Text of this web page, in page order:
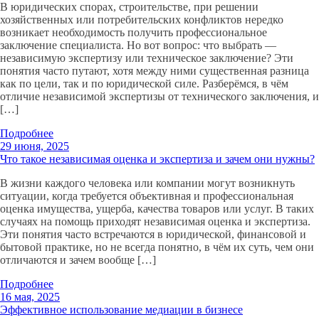
В юридических спорах, строительстве, при решении
хозяйственных или потребительских конфликтов нередко
возникает необходимость получить профессиональное
заключение специалиста. Но вот вопрос: что выбрать —
независимую экспертизу или техническое заключение? Эти
понятия часто путают, хотя между ними существенная разница
как по цели, так и по юридической силе. Разберёмся, в чём
отличие независимой экспертизы от технического заключения, и
[…]
Подробнее
29 июня, 2025
Что такое независимая оценка и экспертиза и зачем они нужны?
В жизни каждого человека или компании могут возникнуть
ситуации, когда требуется объективная и профессиональная
оценка имущества, ущерба, качества товаров или услуг. В таких
случаях на помощь приходят независимая оценка и экспертиза.
Эти понятия часто встречаются в юридической, финансовой и
бытовой практике, но не всегда понятно, в чём их суть, чем они
отличаются и зачем вообще […]
Подробнее
16 мая, 2025
Эффективное использование медиации в бизнесе